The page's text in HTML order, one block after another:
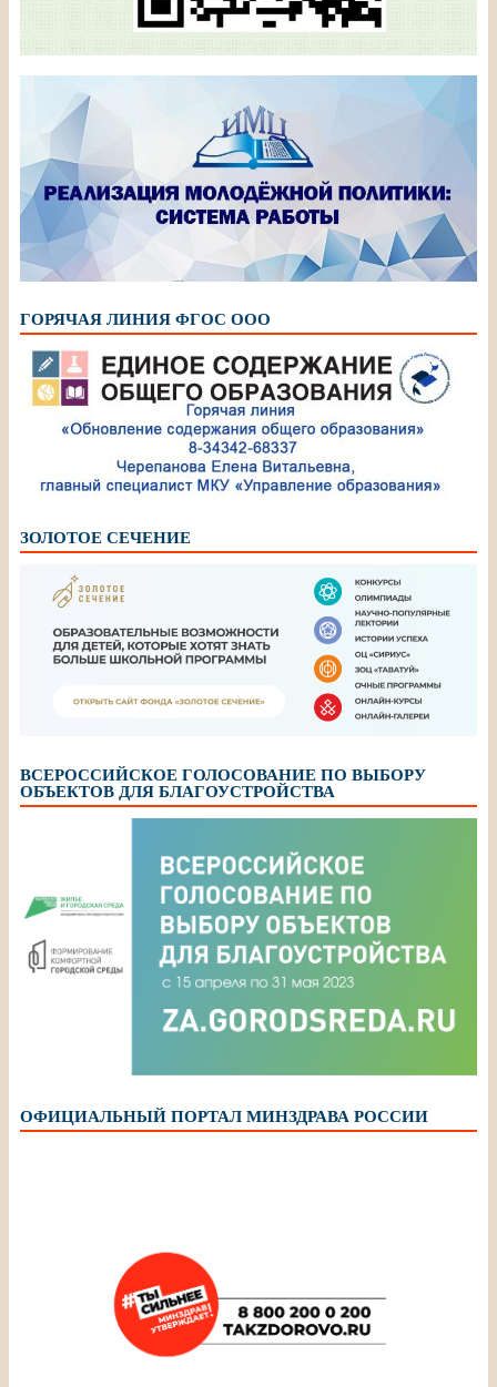
ГОРЯЧАЯ ЛИНИЯ ФГОС ООО
ЗОЛОТОЕ СЕЧЕНИЕ
ВСЕРОССИЙСКОЕ ГОЛОСОВАНИЕ ПО ВЫБОРУ
ОБЪЕКТОВ ДЛЯ БЛАГОУСТРОЙСТВА
ОФИЦИАЛЬНЫЙ ПОРТАЛ МИНЗДРАВА РОССИИ